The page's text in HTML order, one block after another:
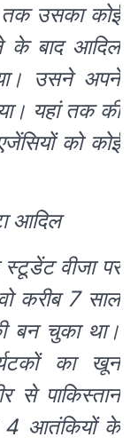
तक उसका कोई
के बाद आदिल
उसने अपने
यहां तक की
को कोई
आदिल
वीजा पर
करीब 7 साल
बन चुका था।
का खून
से पाकिस्तान
4 आतंकियों के